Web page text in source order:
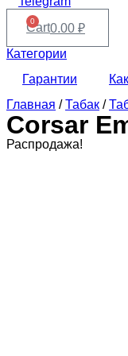
0.00 ₽
0
Cart
Категории
Гарантии
Главная /Табак /
Corsar
Распродажа!